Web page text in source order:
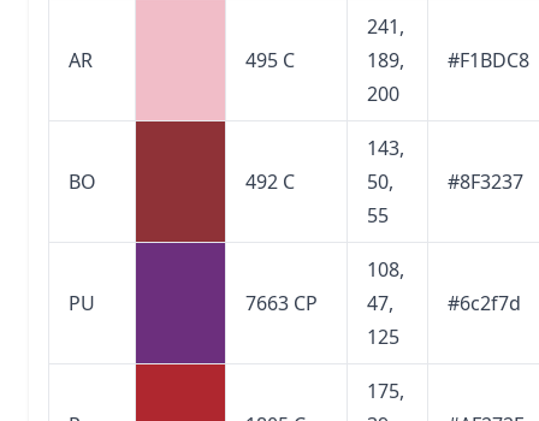
AR 495 C
241,
189,
200
#F1BDC8
BO 492 C
143,
50,
55
#8F3237
PU 7663 CP
108,
47,
125
#6c2f7d
175,